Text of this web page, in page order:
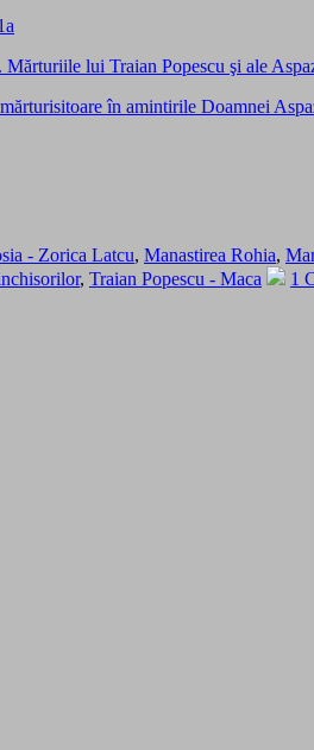
lui Traian Popescu şi ale
în amintirile Doamnei
- Zorica Latcu, Manastirea Rohia,
, Traian Popescu - Maca 1